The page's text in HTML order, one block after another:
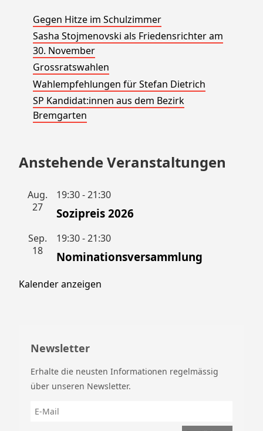
Gegen Hitze im Schulzimmer
Sasha Stojmenovski als Friedensrichter am
30. November
Grossratswahlen
Wahlempfehlungen für Stefan Dietrich
SP Kandidat:innen aus dem Bezirk
Bremgarten
Anstehende Veranstaltungen
Aug.
27
19:30-21:30
Sozipreis 2026
Sep.
18
19:30-21:30
Nominationsversammlung
Kalender anzeigen
Newsletter
Erhalte die neusten Informationen regelmässig
über unseren Newsletter.